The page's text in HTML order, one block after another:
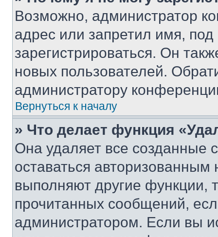
Возможно, администратор
адрес или запретил имя,
зарегистрироваться. Он
новых пользователей.
администратору
Вернуться к началу
» Что делает функция
Она удаляет все созданные
оставаться
выполняют другие функции,
прочитанных сообщений,
администратором. Если вы